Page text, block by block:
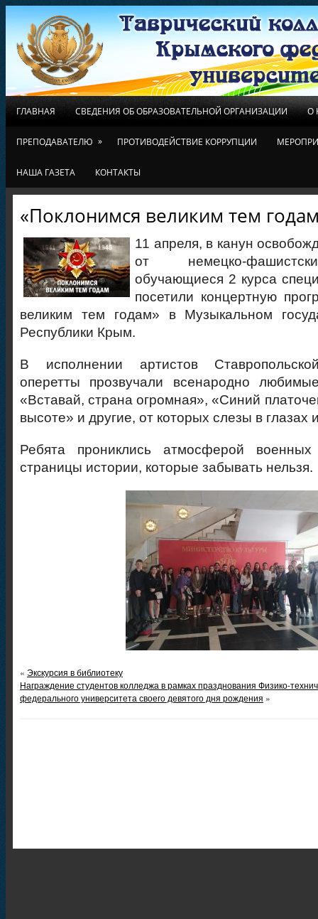
ГЛАВНАЯ СВЕДЕНИЯ ОБ ОБРАЗОВАТЕЛЬНОЙ ОРГАНИЗАЦИИ О
ПРЕПОДАВАТЕЛЮ » ПРОТИВОДЕЙСТВИЕ КОРРУПЦИИ
НАША ГАЗЕТА КОНТАКТЫ
«Поклонимся великим тем
11 апреля, в канун
от немецко-
обучающиеся 2 курса
посетили концертную
великим тем годам» в Музыкальном
Республики Крым.
В исполнении артистов
оперетты прозвучали всенародно
«Вставай, страна огромная», «Синий
высоте» и другие, от которых слезы в глазах
Ребята прониклись атмосферой
страницы истории, которые забывать нельзя.
« Экскурсия в библиотеку
Награждение студентов колледжа в рамках празднования Физико-
федерального университета своего девятого дня рождения »